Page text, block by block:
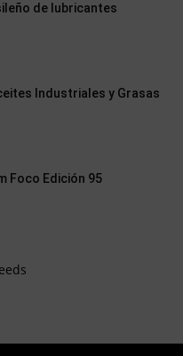
de lubricantes
Industriales y Grasas
Foco Edición 95